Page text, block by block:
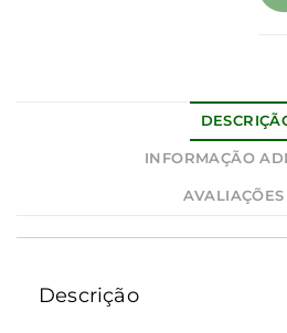
INFORMAÇÃO
Descrição